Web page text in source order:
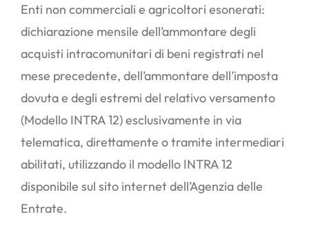
Enti non commerciali e agricoltori esonerati:
dichiarazione mensile dell’ammontare degli
acquisti intracomunitari di beni registrati nel
mese precedente, dell’ammontare dell’imposta
dovuta e degli estremi del relativo versamento
(Modello INTRA 12) esclusivamente in via
telematica, direttamente o tramite intermediari
abilitati, utilizzando il modello INTRA 12
disponibile sul sito internet dell’Agenzia delle
Entrate.